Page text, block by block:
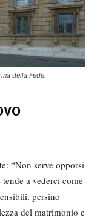
della Fede.
“Non serve opporsi
a vederci come
persino
del matrimonio e